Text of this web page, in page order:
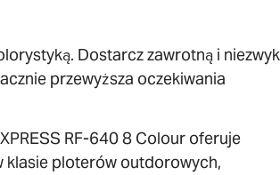
Dostarcz zawrotną i
przewyższa oczekiwania
RF-640 8 Colour oferuje
klasie ploterów outdorowych,